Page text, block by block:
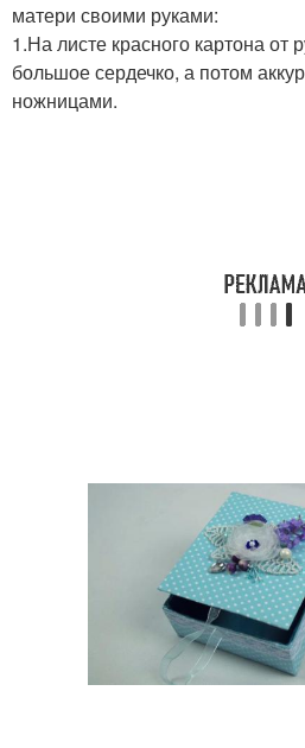
матери своими руками:
1.На листе красного картона от
большое сердечко, а потом
ножницами.